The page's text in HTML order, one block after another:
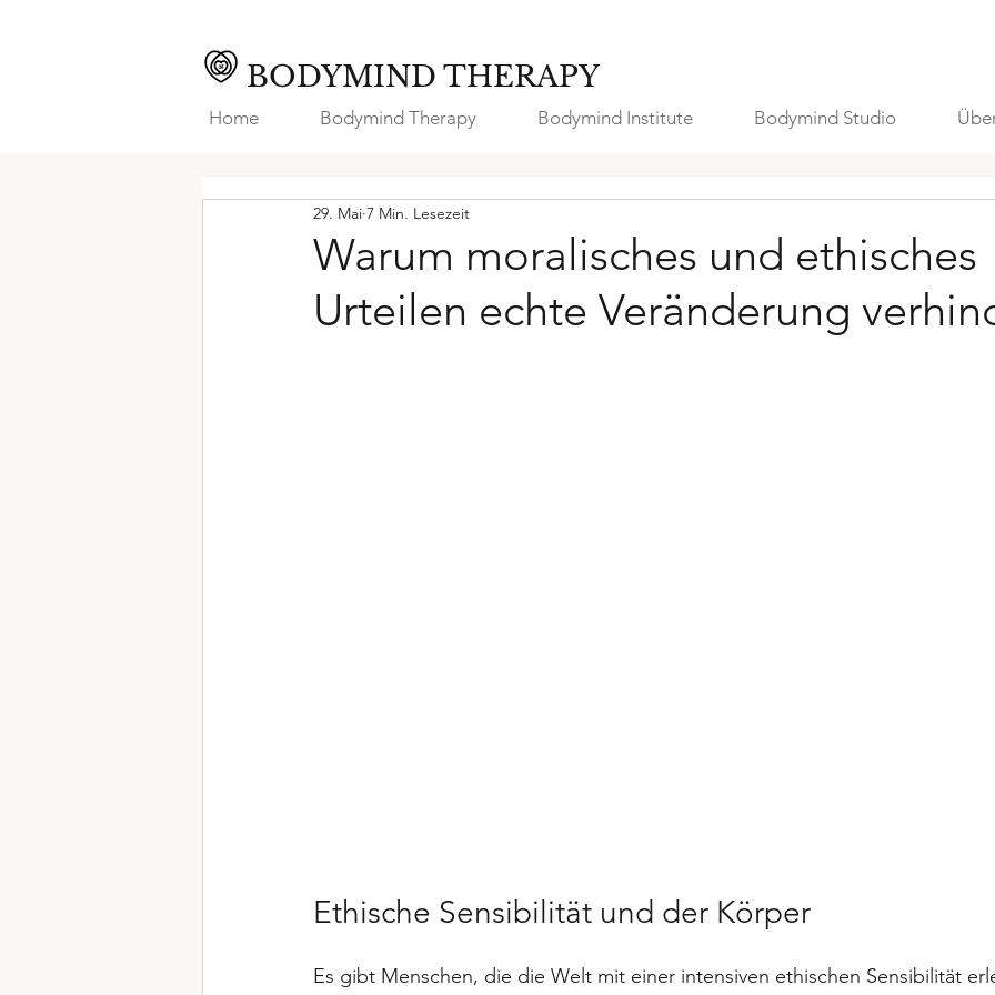
BODYMIND THERAPY
Home Bodymind Therapy Bodymind Institute Bodymind Studio
Warum moralisches und ethisches
Urteilen echte Veränderung
29. Mai 7 Min. Lesezeit
Ethische Sensibilität und der Körper
Es gibt Menschen, die die Welt mit einer intensiven ethischen Sensibilität